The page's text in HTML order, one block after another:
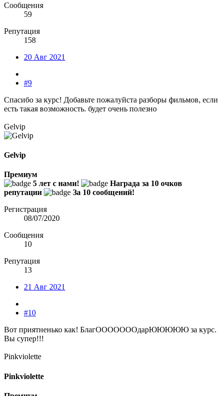
Сообщения
59
Репутация
158
20 Авг 2021
#9
Спасибо за курс! Добавьте пожалуйста разборы фильмов, если
есть такая возможность. будет очень полезно
Gelvip
Gelvip
Премиум
5 лет с нами!
Награда за 10 очков
репутации
За 10 сообщений!
Регистрация
08/07/2020
Сообщения
10
Репутация
13
21 Авг 2021
#10
Вот приятненько как! БлагОООООООдарЮЮЮЮЮ за курс.
Вы супер!!!
Pinkviolette
Pinkviolette